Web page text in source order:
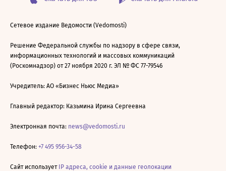
Сетевое издание Ведомости (Vedomosti)
Решение Федеральной службы по надзору в сфере связи,
информационных технологий и массовых коммуникаций
(Роскомнадзор) от 27 ноября 2020 г. ЭЛ № ФС 77-79546
Учредитель: АО «Бизнес Ньюс Медиа»
Главный редактор: Казьмина Ирина Сергеевна
Электронная почта: news@vedomosti.ru
Телефон: +7 495 956-34-58
Сайт использует IP адреса, cookie и данные геолокации